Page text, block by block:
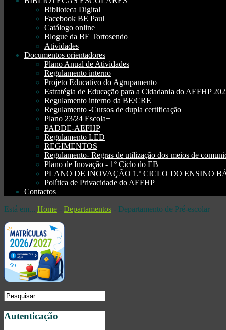
Biblioteca Digital
Facebook BE Paul
Catálogo online
Blogue da BE Tortosendo
Atividades
Documentos orientadores
Plano Anual de Atividades
Regulamento interno
Projeto Educativo do Agrupamento
Estratégia de Educação para a Cidadania do AEFHP
Regulamento interno da BE/CRE
Regulamento -Cursos de dupla certificação
Plano 23/24 Escola+
PADDE-AEFHP
Regulamento LED
REGIMENTOS
Regulamento- Regras de utilização dos meios de
Plano de Inovação - 1º Ciclo do EB
PLANO DE INOVAÇÃO 1.º CICLO DO ENSINO
Política de Privacidade do AEFHP
Contactos
Está em... Home - Departamentos - Departamento de Pré-escolar
Autenticação